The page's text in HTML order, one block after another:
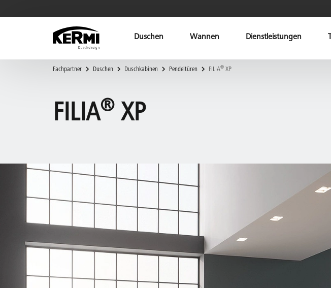
Duschen Wannen Dienstleistungen
Fachpartner Duschen Duschkabinen Pendeltüren FILIA® XP
FILIA® XP